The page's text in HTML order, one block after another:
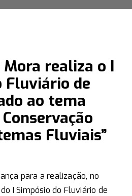
realiza o I
Fluviário de
ao tema
Fluviais”
para a realização, no
I Simpósio do Fluviário de